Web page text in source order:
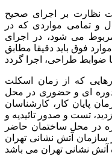
نظارت بر اجرای صحیح
و تمامی مواردی که در
می شود، در اجرای
فوق باید دقیقا مطابق
که از زمان اسکلت
دوره ای و حضوری در محل
پایان کار، کارشناسان
تست و صدور تائیدیه و
در محل ساختمان حاضر
سازمان آتش نشانی تهران